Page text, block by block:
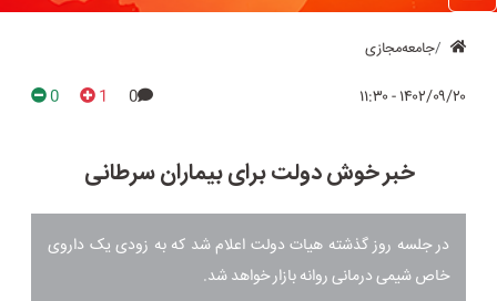
جامعه‌مجازی
۱۴۰۲/۰۹/۲۰ - ۱۱:۳۰ 0
1
0
خبر خوش دولت برای بیماران سرطانی
در جلسه روز گذشته هیات دولت اعلام شد که به زودی یک داروی
خاص شیمی درمانی روانه بازار خواهد شد.